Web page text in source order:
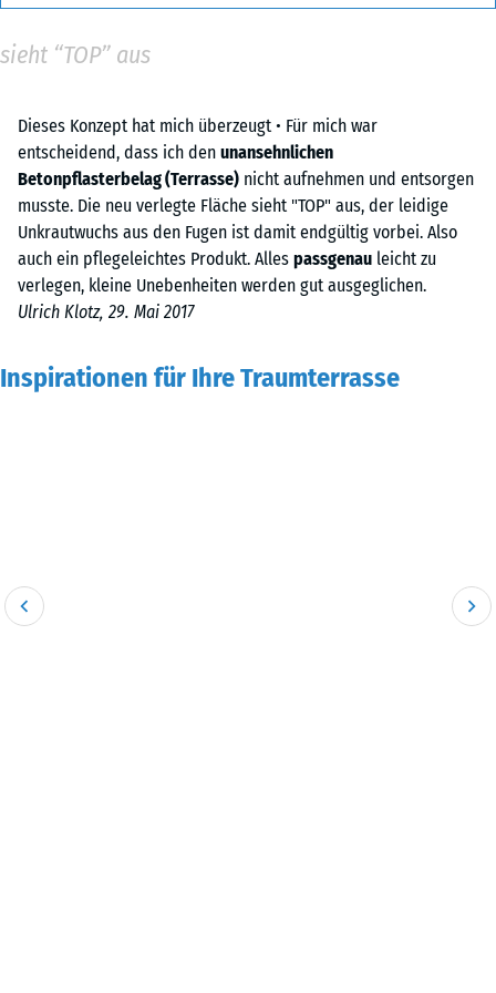
sieht “TOP” aus
Dieses Konzept hat mich überzeugt • Für mich war
entscheidend, dass ich den unansehnlichen
Betonpflasterbelag (Terrasse) nicht aufnehmen und entsorgen
musste. Die neu verlegte Fläche sieht "TOP" aus, der leidige
Unkrautwuchs aus den Fugen ist damit endgültig vorbei. Also
auch ein pflegeleichtes Produkt. Alles passgenau leicht zu
verlegen, kleine Unebenheiten werden gut ausgeglichen.
Ulrich Klotz, 29. Mai 2017
Inspirationen für Ihre Traumterrasse